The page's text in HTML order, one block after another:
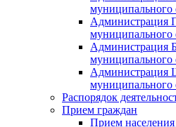
муниципального
Администрация
муниципального
Администрация
муниципального
Администрация
муниципального
Распорядок
Прием граждан
Прием населения